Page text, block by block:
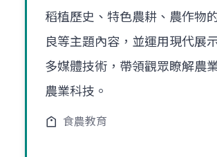
稻植歷史、特色農耕、農作物
良等主題內容，並運用現代展
多媒體技術，帶領觀眾瞭解農
農業科技。
食農教育